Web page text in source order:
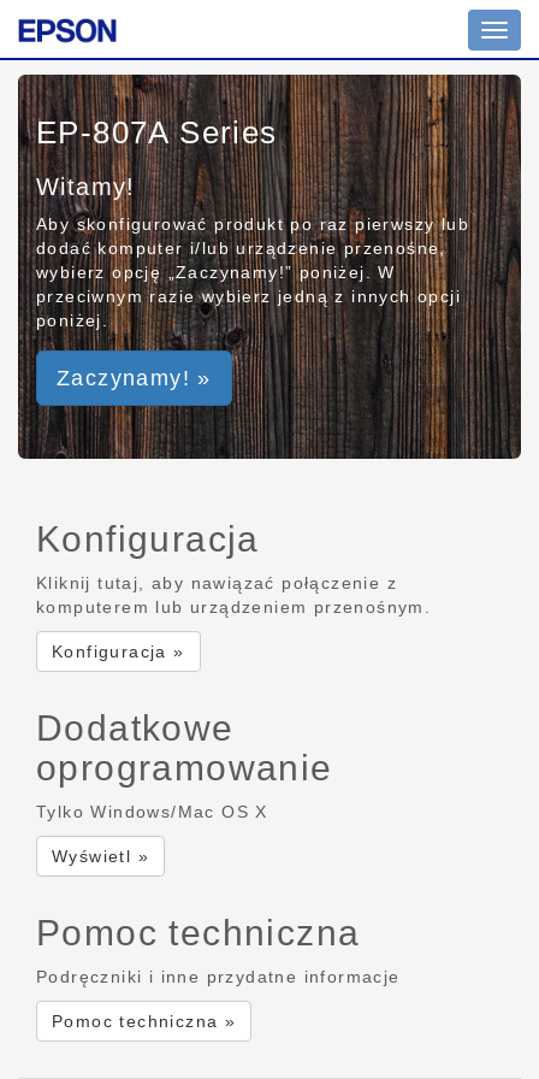
EP-807A Series
Witamy!
Aby skonfigurować produkt po raz pierwszy lub
dodać komputer i/lub urządzenie przenośne,
wybierz opcję „Zaczynamy!” poniżej. W
przeciwnym razie wybierz jedną z innych opcji
poniżej.
Zaczynamy! »
Konfiguracja
Kliknij tutaj, aby nawiązać połączenie z
komputerem lub urządzeniem przenośnym.
Konfiguracja »
Dodatkowe
oprogramowanie
Tylko Windows/Mac OS X
Wyświetl »
Pomoc techniczna
Podręczniki i inne przydatne informacje
Pomoc techniczna »